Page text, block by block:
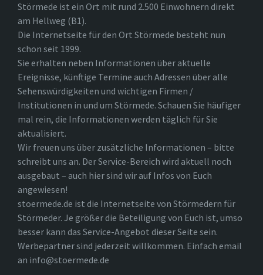
Störmede ist ein Ort mit rund 2.500 Einwohnern direkt
am Hellweg (B1).
Die Internetseite für den Ort Störmede besteht nun
schon seit 1999.
Sie erhalten neben Informationen über aktuelle
Ereignisse, künftige Termine auch Adressen über alle
Sehenswürdigkeiten und wichtigen Firmen /
Institutionen in und um Störmede. Schauen Sie häufiger
mal rein, die Informationen werden täglich für Sie
aktualisiert.
Wir freuen uns über zusätzliche Informationen – bitte
schreibt uns an. Der Service-Bereich wird aktuell noch
ausgebaut – auch hier sind wir auf Infos von Euch
angewiesen!
stoermede.de ist die Internetseite von Störmedern für
Störmeder. Je größer die Beteiligung von Euch ist, umso
besser kann das Service-Angebot dieser Seite sein.
Werbepartner sind jederzeit willkommen. Einfach email
an info@stoermede.de